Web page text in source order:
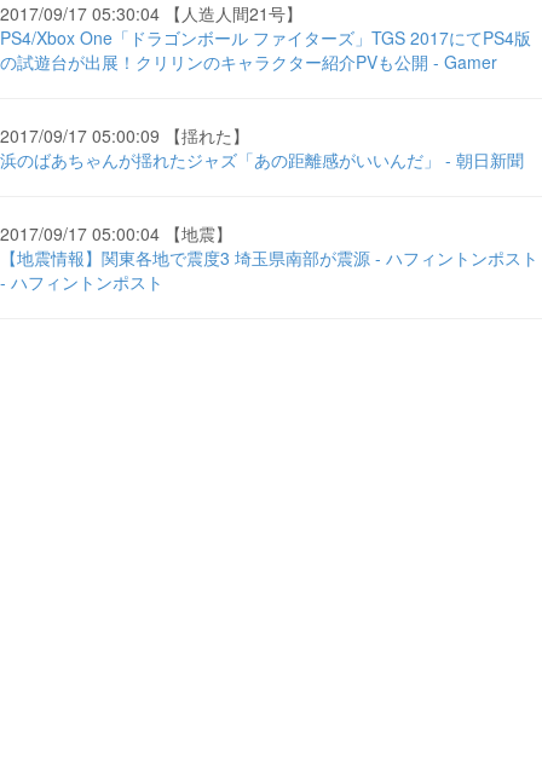
2017/09/17 05:30:04 【人造人間21号】
PS4/Xbox One「ドラゴンボール ファイターズ」TGS 2017にてPS4版
の試遊台が出展！クリリンのキャラクター紹介PVも公開 - Gamer
2017/09/17 05:00:09 【揺れた】
浜のばあちゃんが揺れたジャズ「あの距離感がいいんだ」 - 朝日新聞
2017/09/17 05:00:04 【地震】
【地震情報】関東各地で震度3 埼玉県南部が震源 - ハフィントンポスト
- ハフィントンポスト